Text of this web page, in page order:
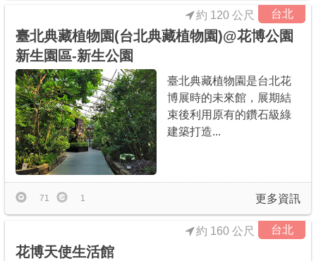
台北
約 120 公尺
臺北典藏植物園(台北典藏植物園)@花博公園
新生園區-新生公園
臺北典藏植物園是台北花
博展時的未來館，展期結
束後利用原有的鑽石級綠
建築打造...
更多資訊
71 1
台北
約 160 公尺
花博天使生活館